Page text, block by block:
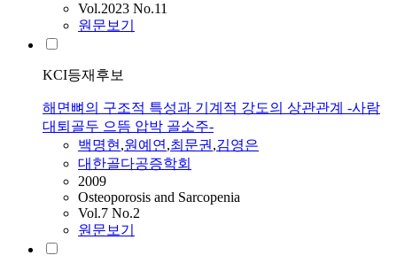
Vol.2023 No.11
원문보기
KCI등재후보
해면뼈의 구조적 특성과 기계적 강도의 상관관계 -사람
대퇴골두 으뜸 압박 골소주-
백명현,원예연,최문권,김영은
대한골다공증학회
2009
Osteoporosis and Sarcopenia
Vol.7 No.2
원문보기